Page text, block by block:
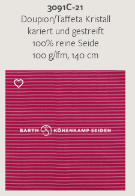
3091C-21
Doupion/Taffeta Kristall
kariert und gestreift
100% reine Seide
100 g/lfm, 140 cm